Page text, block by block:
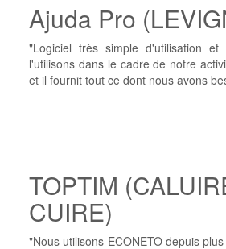
Ajuda Pro
"Logiciel très simple d'utilisation
l'utilisons dans le cadre de notre
et il fournit tout ce dont nous avons
TOPTIM
CUIRE)
"Nous utilisons ECONETO depuis